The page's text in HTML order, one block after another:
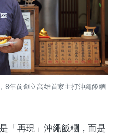
8年前創立高雄首家主打沖繩飯糰
再現」沖繩飯糰，而是